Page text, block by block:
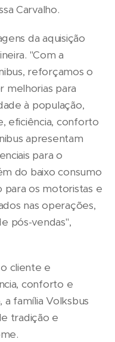
Carvalho.
da aquisição
"Com a
reforçamos o
melhorias para
à população,
eficiência, conforto
apresentam
para o
do baixo consumo
os motoristas e
nas operações,
pós-vendas",
cliente e
conforto e
família Volksbus
tradição e